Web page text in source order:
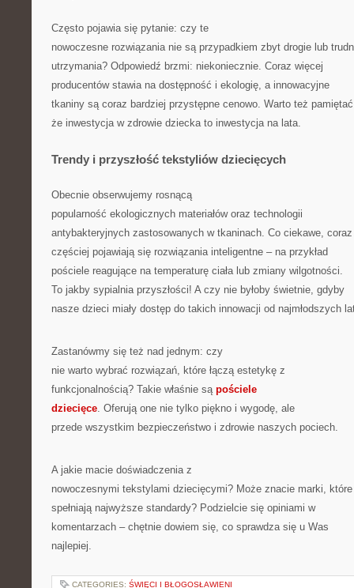
Często pojawia się pytanie: czy te
nowoczesne rozwiązania nie są przypadkiem zbyt drogie lub
utrzymania? Odpowiedź brzmi: niekoniecznie. Coraz więcej
producentów stawia na dostępność i ekologię, a innowacyjne
tkaniny są coraz bardziej przystępne cenowo. Warto też
że inwestycja w zdrowie dziecka to inwestycja na lata.
Trendy i przyszłość tekstyliów dziecięcych
Obecnie obserwujemy rosnącą
popularność ekologicznych materiałów oraz technologii
antybakteryjnych zastosowanych w tkaninach. Co ciekawe, coraz
częściej pojawiają się rozwiązania inteligentne – na przykład
pościele reagujące na temperaturę ciała lub zmiany wilgotności.
To jakby sypialnia przyszłości! A czy nie byłoby świetnie, gdyby
nasze dzieci miały dostęp do takich innowacji od najmłodszych
Zastanówmy się też nad jednym: czy
nie warto wybrać rozwiązań, które łączą estetykę z
funkcjonalnością? Takie właśnie są pościele
dziecięce. Oferują one nie tylko piękno i wygodę, ale
przede wszystkim bezpieczeństwo i zdrowie naszych pociech.
A jakie macie doświadczenia z
nowoczesnymi tekstylami dziecięcymi? Może znacie marki, które
spełniają najwyższe standardy? Podzielcie się opiniami w
komentarzach – chętnie dowiem się, co sprawdza się u Was
najlepiej.
CATEGORIES: ŚWIĘCI I BŁOGOSŁAWIENI